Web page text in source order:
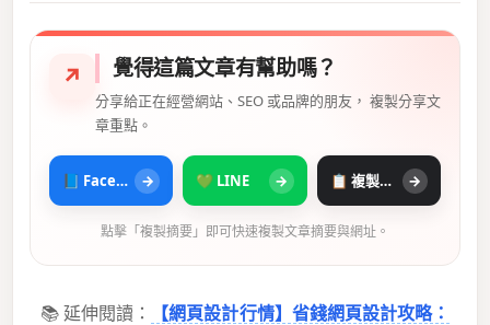
↗ 覺得這篇文章有幫助嗎？
分享給正在經營網站、SEO 或品牌的朋友， 複製分享文
章重點。
📘 Facebook → 💚 LINE → 📋 複製摘要 →
點擊「複製摘要」即可快速複製文章摘要與網址。
📚 延伸閱讀：
【網頁設計行情】省錢網頁設計攻略：